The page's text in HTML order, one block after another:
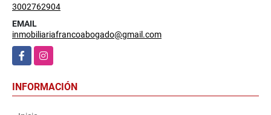
TELÉFONO
3002762904
EMAIL
inmobiliariafrancoabogado@gmail.com
FacebookInstagram